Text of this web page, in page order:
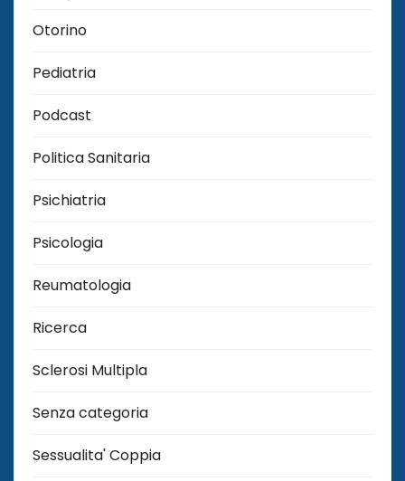
Otorino
Pediatria
Podcast
Politica Sanitaria
Psichiatria
Psicologia
Reumatologia
Ricerca
Sclerosi Multipla
Senza categoria
Sessualita' Coppia